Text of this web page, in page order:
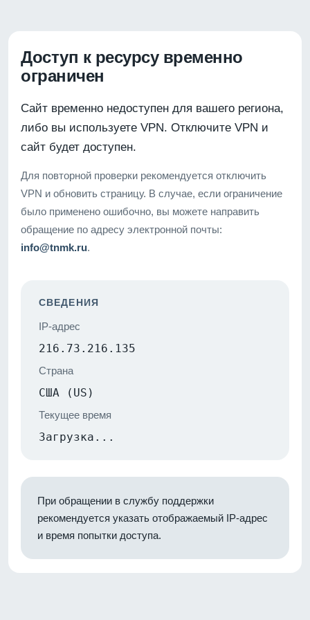
Доступ к ресурсу временно
ограничен
Сайт временно недоступен для вашего региона,
либо вы используете VPN. Отключите VPN и
сайт будет доступен.
Для повторной проверки рекомендуется отключить
VPN и обновить страницу. В случае, если ограничение
было применено ошибочно, вы можете направить
обращение по адресу электронной почты:
info@tnmk.ru.
СВЕДЕНИЯ
IP-адрес
216.73.216.135
Страна
США (US)
Текущее время
Загрузка...
При обращении в службу поддержки
рекомендуется указать отображаемый IP-адрес
и время попытки доступа.